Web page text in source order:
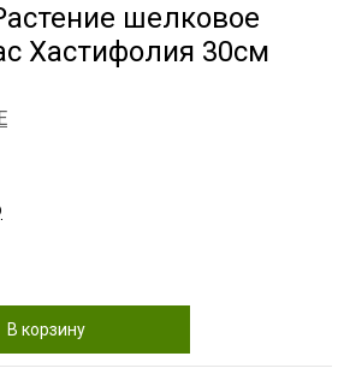
шелковое
Хастифолия 30см
В корзину